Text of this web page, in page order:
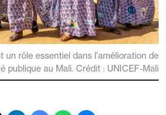
un rôle essentiel dans l'amélioration de
publique au Mali. Crédit : UNICEF-Mali